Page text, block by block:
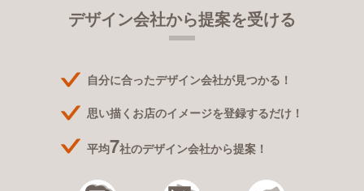
デザイン会社から提案を受ける
自分に合ったデザイン会社が見つかる！
思い描くお店のイメージを登録するだけ！
平均7社のデザイン会社から提案！